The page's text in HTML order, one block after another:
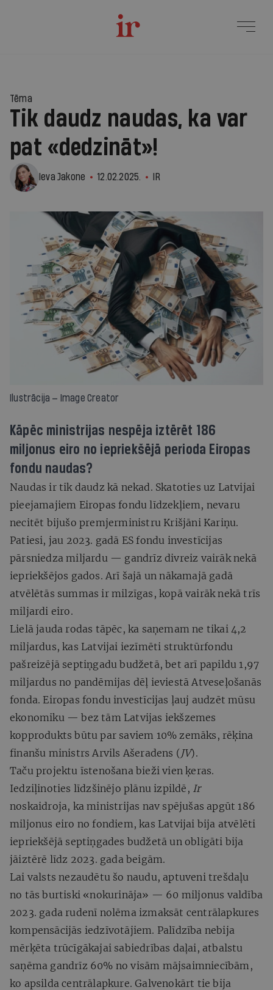
Tēma
Tik daudz naudas, ka var
pat «dedzināt»!
Ieva Jakone 12.02.2025. IR
Ilustrācija — Image Creator
Kāpēc ministrijas nespēja iztērēt 186
miljonus eiro no iepriekšējā perioda Eiropas
fondu naudas?
Naudas ir tik daudz kā nekad. Skatoties uz Latvijai
pieejamajiem Eiropas fondu līdzekļiem, nevaru
necitēt bijušo premjerministru Krišjāni Kariņu.
Patiesi, jau 2023. gadā ES fondu investīcijas
pārsniedza miljardu — gandrīz divreiz vairāk nekā
iepriekšējos gados. Arī šajā un nākamajā gadā
atvēlētās summas ir milzīgas, kopā vairāk nekā trīs
miljardi eiro.
Lielā jauda rodas tāpēc, ka saņemam ne tikai 4,2
miljardus, kas Latvijai iezīmēti struktūrfondu
pašreizējā septiņgadu budžetā, bet arī papildu 1,97
miljardus no pandēmijas dēļ ieviestā Atveseļošanās
fonda. Eiropas fondu investīcijas ļauj audzēt mūsu
ekonomiku — bez tām Latvijas iekšzemes
kopprodukts būtu par saviem 10% zemāks, rēķina
finanšu ministrs Arvils Ašeradens (JV).
Taču projektu īstenošana bieži vien ķeras.
Iedziļinoties līdzšinējo plānu izpildē, Ir
noskaidroja, ka ministrijas nav spējušas apgūt 186
miljonus eiro no fondiem, kas Latvijai bija atvēlēti
iepriekšējā septiņgades budžetā un obligāti bija
jāiztērē līdz 2023. gada beigām.
Lai valsts nezaudētu šo naudu, aptuveni trešdaļu
no tās burtiski «nokurināja» — 60 miljonus valdība
2023. gada rudenī nolēma izmaksāt centrālapkures
kompensācijās iedzīvotājiem. Palīdzība nebija
mērķēta trūcīgākajai sabiedrības daļai, atbalstu
saņēma gandrīz 60% no visām mājsaimniecībām,
ko apsilda centrālapkure. Galvenokārt tie bija